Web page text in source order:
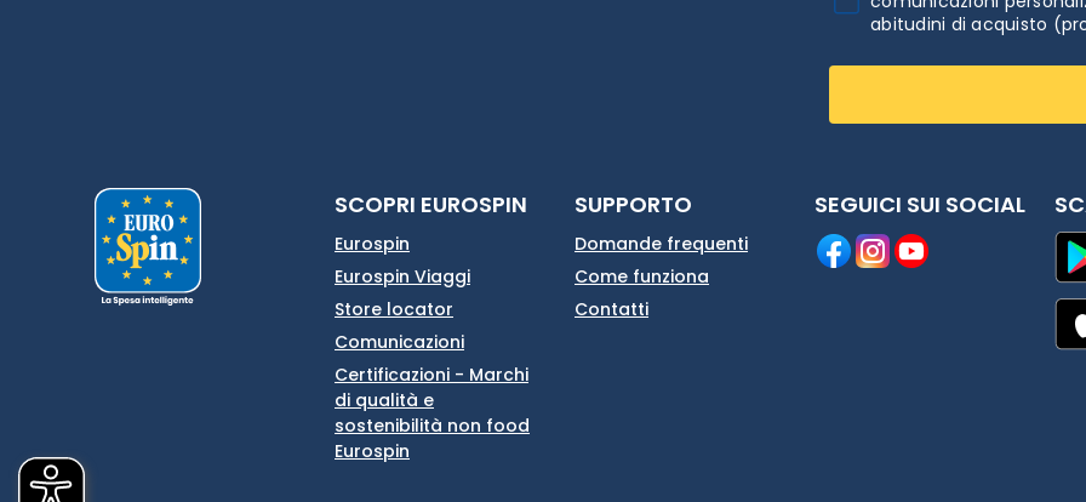
abitudini di acquisto
SCOPRI EUROSPIN
Eurospin
Eurospin Viaggi
Store locator
Comunicazioni
Certificazioni - Marchi
di qualità e
sostenibilità non food
Eurospin
SUPPORTO
Domande frequenti
Come funziona
Contatti
SEGUICI SUI SOCIAL